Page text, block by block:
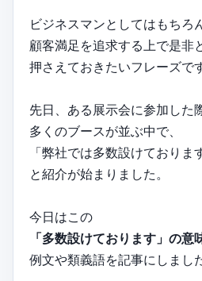
ビジネスマンとしてはもちろ
顧客満足を追求する上で是非
押さえておきたいフレーズで
先日、ある展示会に参加した
多くのブースが並ぶ中で、
「弊社では多数設けておりま
と紹介が始まりました。
今日はこの
「多数設けております」の意
例文や類義語を記事にしまし